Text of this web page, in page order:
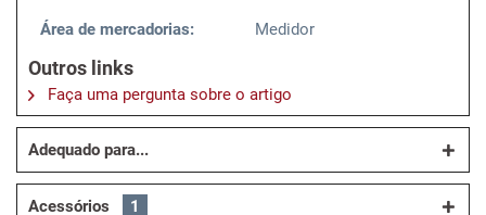
Área de mercadorias: Medidor
Outros links
Faça uma pergunta sobre o artigo
Adequado para...
Acessórios 1